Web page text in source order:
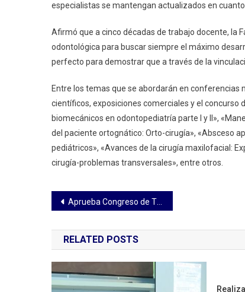
especialistas se mantengan actualizados en
Afirmó que a cinco décadas de trabajo docente, la
odontológica para buscar siempre el máximo
perfecto para demostrar que a través de la
Entre los temas que se abordarán en
científicos, exposiciones comerciales y el concurso
biomecánicos en odontopediatría parte I y II»,
del paciente ortognático: Orto-cirugía», «Absceso
pediátricos», «Avances de la cirugía maxilofacial:
cirugía-problemas transversales», entre otros.
Navegación
de
entradas
Aprueba Congreso de Tlaxcala regular plataformas digitales de alojamiento
RELATED POSTS